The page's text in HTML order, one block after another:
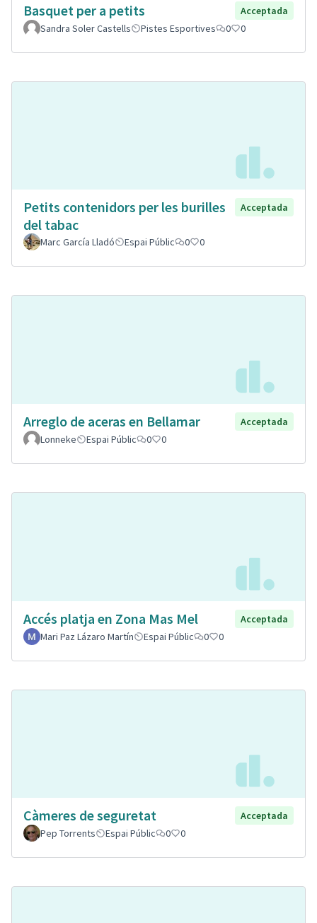
Basquet per a petits
Acceptada
Sandra Soler Castells
Pistes Esportives 0 0
Petits contenidors per les burilles
del tabac
Acceptada
Marc García Lladó Espai Públic 0 0
Arreglo de aceras en Bellamar
Acceptada
Lonneke
Espai Públic 0 0
Accés platja en Zona Mas Mel
Acceptada
Mari Paz Lázaro Martín
Espai Públic 0 0
Càmeres de seguretat
Acceptada
Pep Torrents
Espai Públic 0 0